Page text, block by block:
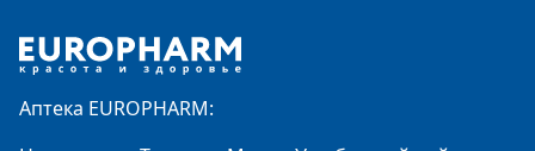
Аптека EUROPHARM: